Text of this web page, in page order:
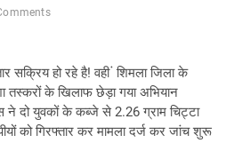
सक्रिय हो रहे है! वही ं शिमला जिला के
तस्करों के खिलाफ छेड़ा गया अभियान
ने दो युवकों के कब्जे से 2.26 ग्राम चिट्टा
को गिरफ्तार कर मामला दर्ज कर जांच शुरू